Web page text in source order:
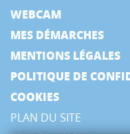
WEBCAM
MES DÉMARCHES
MENTIONS LÉGALES
POLITIQUE DE
COOKIES
PLAN DU SITE